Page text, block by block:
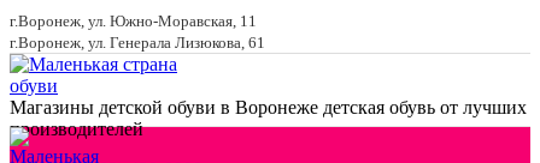
г.Воронеж, ул. Южно-Моравская, 11
г.Воронеж, ул. Генерала Лизюкова, 61
Магазины детской обуви в Воронеже детская обувь от лучших
производителей